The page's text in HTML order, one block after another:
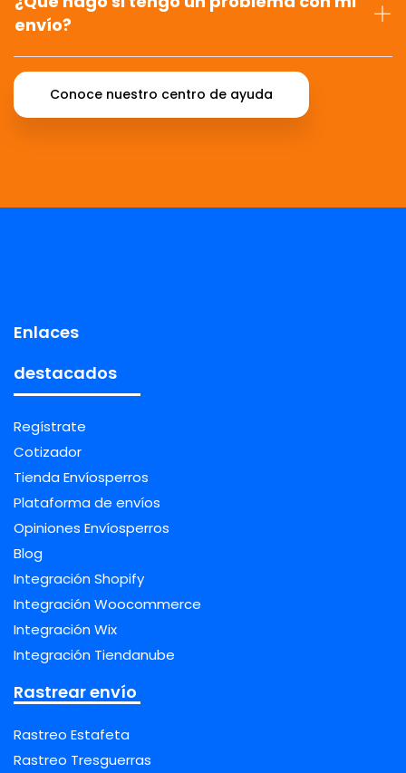
envío?
Conoce nuestro centro de ayuda
Enlaces
destacados
Regístrate
Cotizador
Tienda Envíosperros
Plataforma de envíos
Opiniones Envíosperros
Blog
Integración Shopify
Integración Woocommerce
Integración Wix
Integración Tiendanube
Rastrear envío
Rastreo Estafeta
Rastreo Tresguerras